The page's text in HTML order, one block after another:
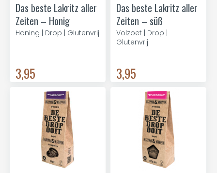
Das beste Lakritz aller
Zeiten – Honig
Honing | Drop | Glutenvrij
3,95
Das beste Lakritz aller
Zeiten – süß
Volzoet | Drop |
Glutenvrij
3,95